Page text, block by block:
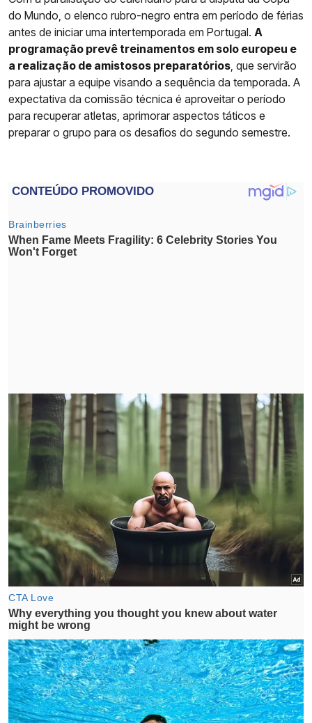
do Mundo, o elenco rubro-negro entra em período de férias
antes de iniciar uma intertemporada em Portugal. A
programação prevê treinamentos em solo europeu e
a realização de amistosos preparatórios , que servirão
para ajustar a equipe visando a sequência da temporada. A
expectativa da comissão técnica é aproveitar o período
para recuperar atletas, aprimorar aspectos táticos e
preparar o grupo para os desafios do segundo semestre.